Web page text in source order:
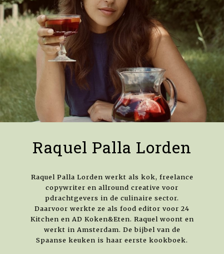
Raquel Palla Lorden
Raquel Palla Lorden werkt als kok, freelance
copywriter en allround creative voor
pdrachtgevers in de culinaire sector.
Daarvoor werkte ze als food editor voor 24
Kitchen en AD Koken&Eten. Raquel woont en
werkt in Amsterdam. De bijbel van de
Spaanse keuken is haar eerste kookboek.